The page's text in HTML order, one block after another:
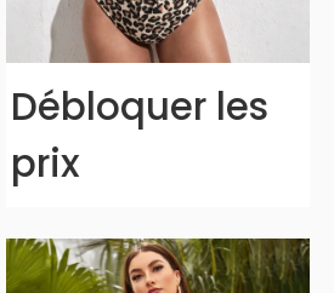
Débloquer les
prix